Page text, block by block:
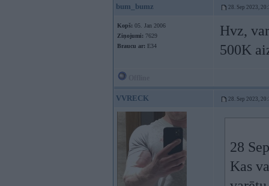
bum_bumz 28. Sep 2023,
Kopš: 05. Jan 2006
Ziņojumi: 7629
Braucu ar: E34
Hvz,
500K
VVRECK 28. Sep 2023,
28
Kas